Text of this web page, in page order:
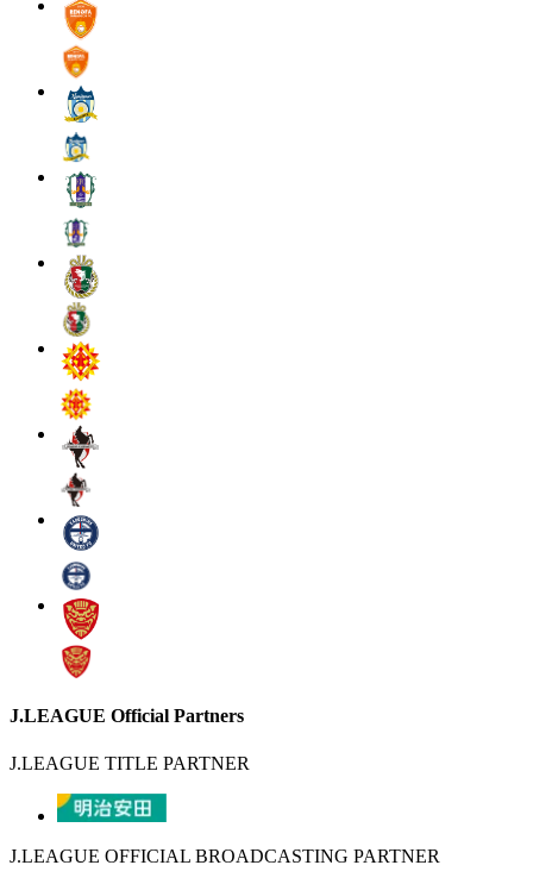
J.LEAGUE Official Partners
J.LEAGUE TITLE PARTNER
J.LEAGUE OFFICIAL BROADCASTING PARTNER